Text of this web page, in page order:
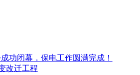
功闭幕，保电工作圆满完成！
改迁工程